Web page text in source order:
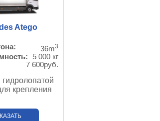
Atego
36m3
5 000 кг
7 600руб.
крепления